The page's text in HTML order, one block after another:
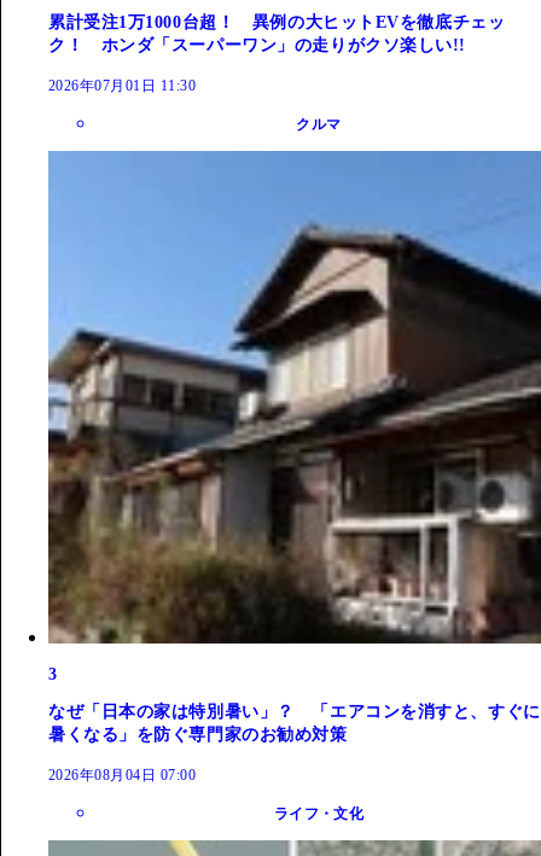
累計受注1万1000台超！ 異例の大ヒットEVを徹底チェッ
ク！ ホンダ「スーパーワン」の走りがクソ楽しい!!
2026年07月01日 11:30
クルマ
3
なぜ「日本の家は特別暑い」？ 「エアコンを消すと、すぐに
暑くなる」を防ぐ専門家のお勧め対策
2026年08月04日 07:00
ライフ・文化